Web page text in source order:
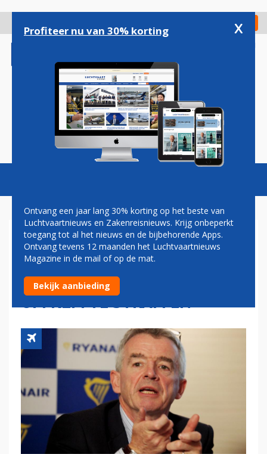
gaan
Check in
Magazine Podcasts Vacatures
RYANAIR-CEO WOEST OM
VERHOGING NEDERLANDSE
VLIEGTAKS: 'HET IS BETER
OM KLM TE STRAFFEN'
Profiteer nu van 30% korting x
Ontvang een jaar lang 30% korting op het beste van
Luchtvaartnieuws en Zakenreisnieuws. Krijg onbeperkt
toegang tot al het nieuws en de bijbehorende Apps.
Ontvang tevens 12 maanden het Luchtvaartnieuws
Magazine in de mail of op de mat.
Bekijk aanbieding